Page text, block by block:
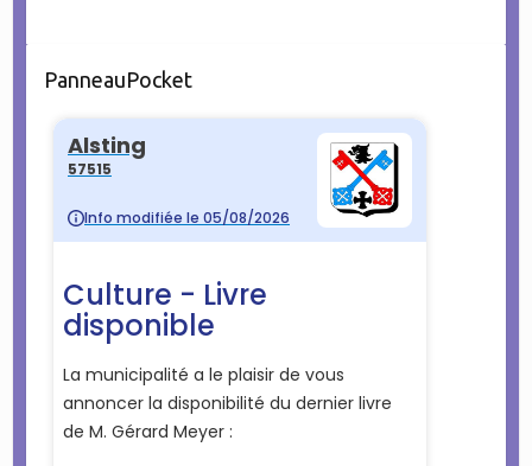
PanneauPocket